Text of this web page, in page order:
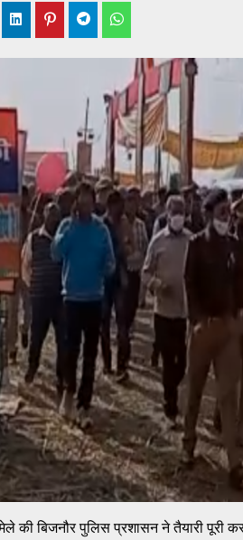
मेले की बिजनौर पुलिस प्रशासन ने तैयारी